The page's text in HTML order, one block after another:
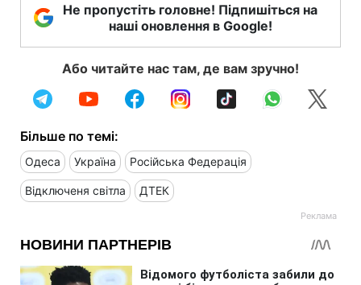
Не пропустіть головне! Підпишіться на
наші оновлення в Google!
Або читайте нас там, де вам зручно!
Більше по темі:
Одеса Україна Російська Федерація
Відключеня світла ДТЕК